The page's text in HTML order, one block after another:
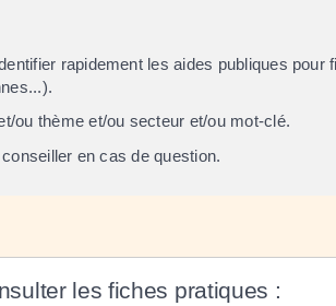
rapidement les aides publiques
ou thème et/ou secteur et/ou mot-clé.
en cas de question.
les fiches pratiques :